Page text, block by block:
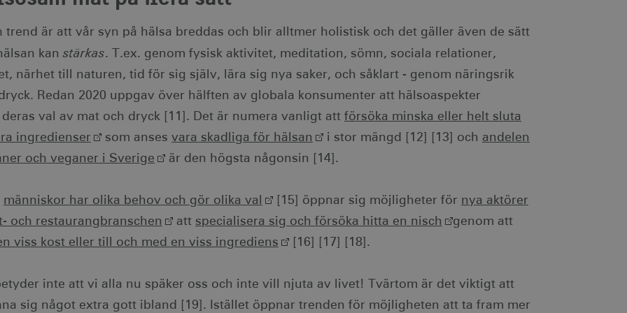
trend är att vår syn på hälsa breddas och blir alltmer holistisk och det gäller även de sätt
kanstärkas. T.ex. genom fysisk aktivitet, meditation, sömn, sociala relationer,
närhet till naturen, tid för sig själv, lära sig nya saker, och såklart - genom näringsrik
Redan 2020 uppgav över hälften av globala konsumenter att hälsoaspekter
val av mat och dryck [11]. Det är numera vanligt att försöka minska eller helt sluta
ingredienser
som anses vara skadliga för hälsan i stor mängd [12] [13] och andelen
och veganer i Sverige
är den högsta någonsin [14].
människor har olika behov och gör olika val [15] öppnar sig möjligheter för nya aktörer
och restaurangbranschen
att specialisera sig och försöka hitta en nisch
genom att
viss kost eller till och med en viss ingrediens
[16] [17] [18].
inte att vi alla nu späker oss och inte vill njuta av livet! Tvärtom är det viktigt att
sig något extra gott ibland [19]. Istället öppnar trenden för möjligheten att ta fram mer
LLC
Används för att begränsa begäran till Doubleclick.net. Den innehåller ingen
LLC
1 år 1
Används för att särskilja unika användare genom att tilldela ett slumpmässigt
genererat nummer som klientidentifierare. Den ingår i varje sidförfrågan på en
webbplats och används för att beräkna besökare, sessioner och webbplatsanalys.
sekunder
Xandr Inc.
.adnxs.com
månader
synkroniseras med en AppNexus-partner.
Meta Platform Inc.
3
Används för att leverera en serie reklamprodukter, såsom
.doubleclick.net
hur slutanvändaren använder webbplatsen och eventuell reklam
som slutanvändaren kan ha sett innan han besökte nämnda
webbplats.
Xandr Inc.
.adnxs.com
3
månader
Denna cookie möjliggör målinriktad reklam via AppNexus-
plattformen - samlar in anonyma data om IP-adressadresser,
sidvisningar och mer för annonsvisningar.
.corporate.visitsweden.com
30
minuter
Används för att lagra data om den tid som spenderas på
webbplatsen och dess undersidor under den aktuella sessionen.
Google LLC
.visitsweden.com
3
månader
Denna cookie ställs in av Doubleclick och utför information om
hur slutanvändaren använder webbplatsen och eventuell reklam
som slutanvändaren kan ha sett innan han besökte nämnda
.linkedin.com
LinkedIn för att upptäcka missbruk på plattformen.
Microsoft Corporation
1 dag
Används för att främja datacentervalet. Den säkerställer att